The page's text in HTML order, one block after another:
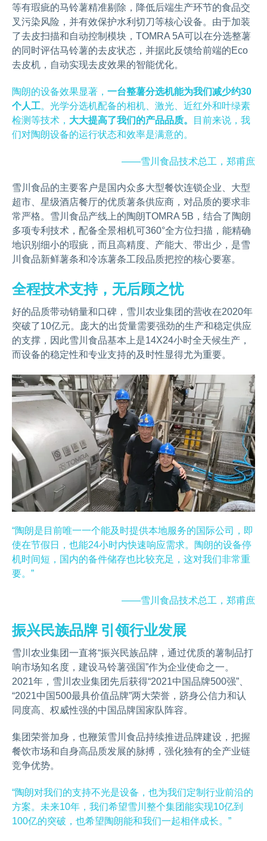
等有瑕疵的马铃薯精准剔除，降低后端生产环节的食品交
叉污染风险，并有效保护水利切刀等核心设备。由于加装
了去皮扫描和自动控制模块，TOMRA 5A可以在分选整薯
的同时评估马铃薯的去皮状态，并据此反馈给前端的Eco
去皮机，自动实现去皮效果的智能优化。
陶朗的设备效果显著， 一台整薯分选机能为我们减少约30
个人工。光学分选机配备的相机、激光、近红外和叶绿素
检测等技术， 大大提高了我们的产品品质。
目前来说，我
们对陶朗设备的运行状态和效率是满意的。
——雪川食品技术总工，郑甫庶
雪川食品的主要客户是国内众多大型餐饮连锁企业、大型
超市、星级酒店餐厅的优质薯条供应商，对品质的要求非
常严格。雪川食品产线上的陶朗TOMRA 5B，结合了陶朗
多项专利技术，配备全景相机可360°全方位扫描，能精确
地识别细小的瑕疵，而且高精度、产能大、带出少，是雪
川食品新鲜薯条和冷冻薯条工段品质把控的核心要塞。
全程技术支持，无后顾之忧
好的品质带动销量和口碑，雪川农业集团的营收在2020年
突破了10亿元。庞大的出货量需要强劲的生产和稳定供应
的支撑，因此雪川食品基本上是14X24小时全天候生产，
而设备的稳定性和专业支持的及时性显得尤为重要。
“陶朗是目前唯一一个能及时提供本地服务的国际公司，即
使在节假日，也能24小时内快速响应需求。陶朗的设备停
机时间短，国内的备件储存也比较充足，这对我们非常重
要。”
——雪川食品技术总工，郑甫庶
振兴民族品牌 引领行业发展
雪川农业集团一直将“振兴民族品牌，通过优质的薯制品打
响市场知名度，建设马铃薯强国”作为企业使命之一。
2021年，雪川农业集团先后获得“2021中国品牌500强”、
“2021中国500最具价值品牌”两大荣誉，跻身公信力和认
同度高、权威性强的中国品牌国家队阵容。
集团荣誉加身，也鞭策雪川食品持续推进品牌建设，把握
餐饮市场和自身高品质发展的脉搏，强化独有的全产业链
竞争优势。
“陶朗对我们的支持不光是设备，也为我们定制行业前沿的
方案。未来10年，我们希望雪川整个集团能实现10亿到
100亿的突破，也希望陶朗能和我们一起相伴成长。”